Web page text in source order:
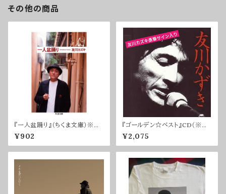
その他の商品
『一人盆踊り』（ちくま文庫）※サ
インなし
¥902
『ゴールデン☆ベスト』CD（※サ
イン入り）
¥2,075